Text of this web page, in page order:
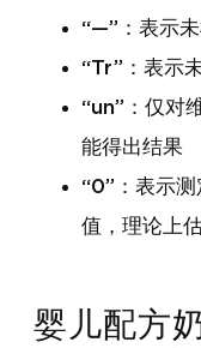
“—”：表示未
“Tr”：表示
“un”：仅对
能得出结果
“0”：表示
值，理论上
婴儿配方